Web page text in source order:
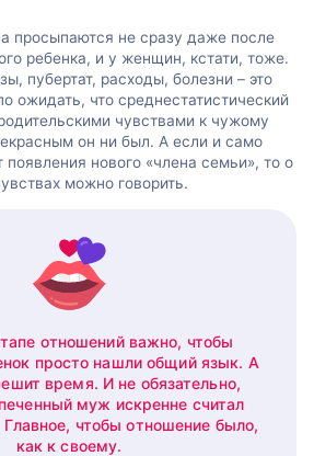
просыпаются не сразу даже после
ребенка, и у женщин, кстати, тоже.
пубертат, расходы, болезни – это
ожидать, что среднестатистический
чувствами к чужому
он ни был. А если и само
появления нового «члена семьи», то о
можно говорить.
отношений важно, чтобы
просто нашли общий язык. А
время. И не обязательно,
муж искренне считал
чтобы отношение было,
как к своему.